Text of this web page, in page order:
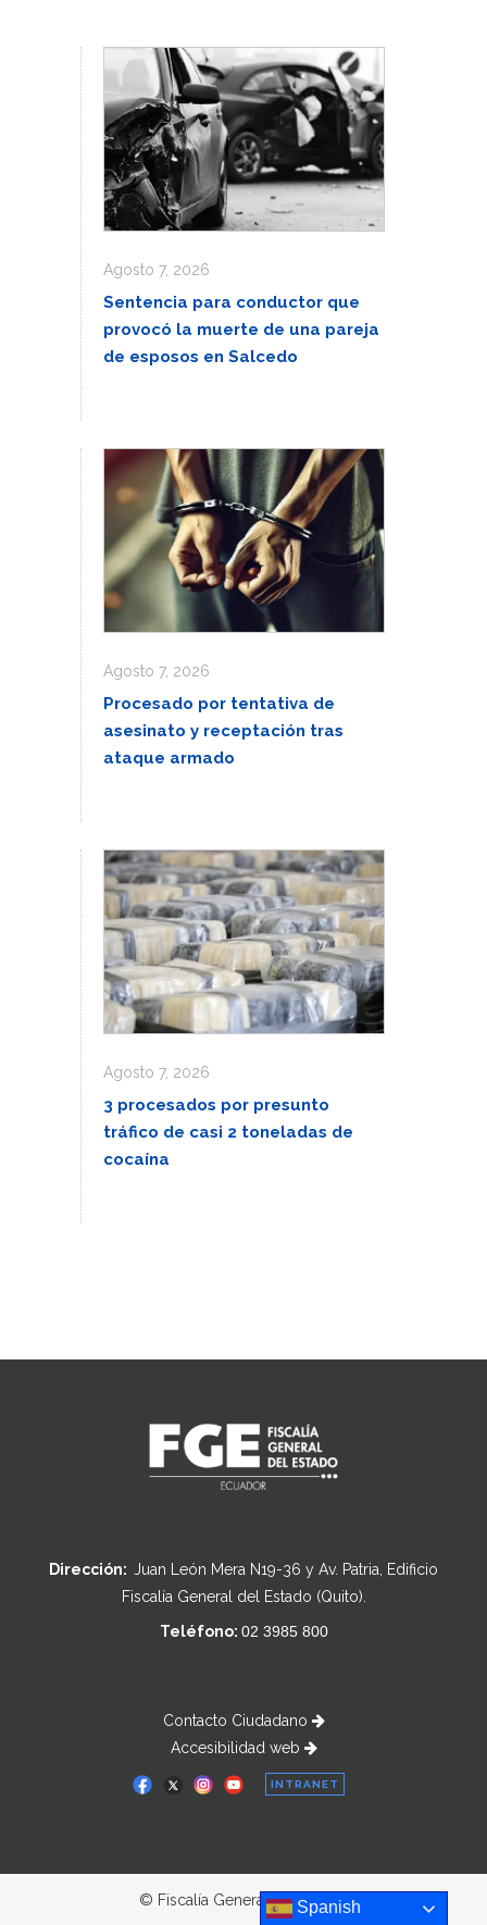
Agosto 7, 2026
Sentencia para conductor que
provocó la muerte de una pareja
de esposos en Salcedo
Agosto 7, 2026
Procesado por tentativa de
asesinato y receptación tras
ataque armado
Agosto 7, 2026
3 procesados por presunto
tráfico de casi 2 toneladas de
cocaína
Dirección: Juan León Mera N19-36 y Av. Patria, Edificio
Fiscalía General del Estado (Quito).
Teléfono: 02 3985 800
Contacto Ciudadano
Accesibilidad web
INTRANET
© Fiscalía General del Estado
Spanish